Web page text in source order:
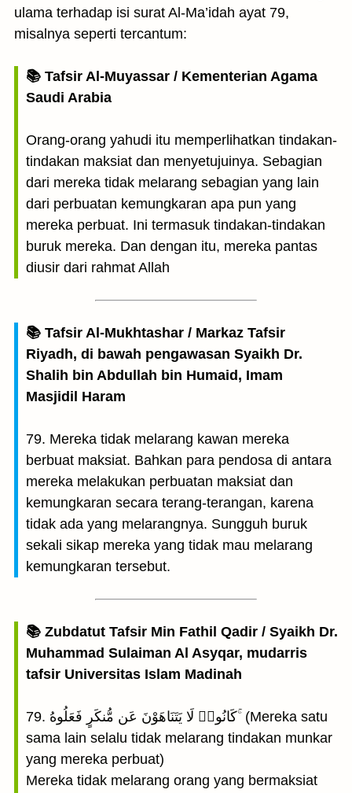
ulama terhadap isi surat Al-Ma’idah ayat 79,
misalnya seperti tercantum:
📚 Tafsir Al-Muyassar / Kementerian Agama
Saudi Arabia
Orang-orang yahudi itu memperlihatkan tindakan-
tindakan maksiat dan menyetujuinya. Sebagian
dari mereka tidak melarang sebagian yang lain
dari perbuatan kemungkaran apa pun yang
mereka perbuat. Ini termasuk tindakan-tindakan
buruk mereka. Dan dengan itu, mereka pantas
diusir dari rahmat Allah
📚 Tafsir Al-Mukhtashar / Markaz Tafsir
Riyadh, di bawah pengawasan Syaikh Dr.
Shalih bin Abdullah bin Humaid, Imam
Masjidil Haram
79. Mereka tidak melarang kawan mereka
berbuat maksiat. Bahkan para pendosa di antara
mereka melakukan perbuatan maksiat dan
kemungkaran secara terang-terangan, karena
tidak ada yang melarangnya. Sungguh buruk
sekali sikap mereka yang tidak mau melarang
kemungkaran tersebut.
📚 Zubdatut Tafsir Min Fathil Qadir / Syaikh Dr.
Muhammad Sulaiman Al Asyqar, mudarris
tafsir Universitas Islam Madinah
79. كَانُوا۟ لَا يَتَنَاهَوْنَ عَن مُّنكَرٍ فَعَلُوهُ ۚ (Mereka satu
sama lain selalu tidak melarang tindakan munkar
yang mereka perbuat)
Mereka tidak melarang orang yang bermaksiat